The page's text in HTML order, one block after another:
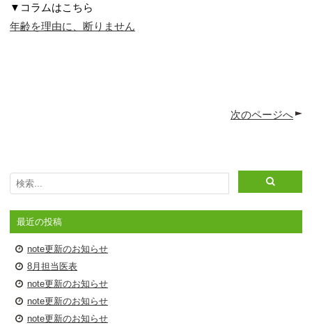
▼コラムはこちら
年齢を理由に、断りません
次のページへ
最近の投稿
note更新のお知らせ
8月担当医表
note更新のお知らせ
note更新のお知らせ
note更新のお知らせ